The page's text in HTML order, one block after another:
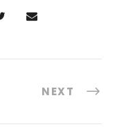
NEXT